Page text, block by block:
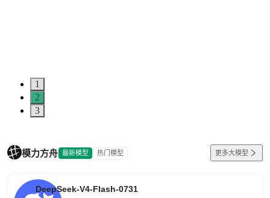
1
2
3
模力方舟 最新模型 热门模型 更多大模型
DeepSeek-V4-Flash-0731